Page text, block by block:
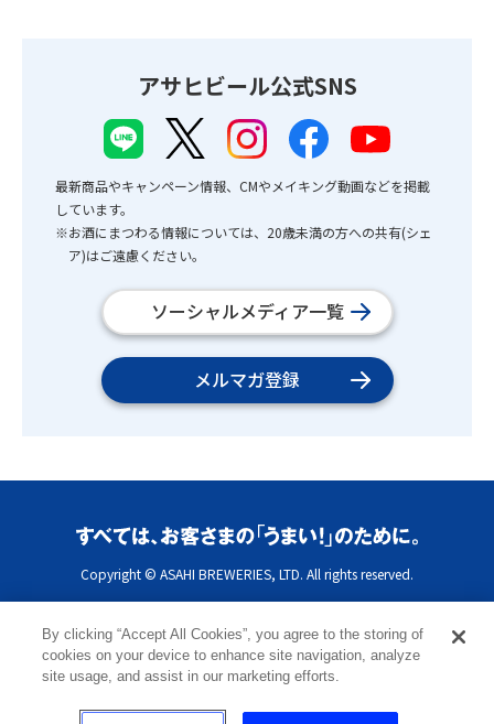
アサヒビール公式SNS
最新商品やキャンペーン情報、CMやメイキング動画などを掲載
しています。
※お酒にまつわる情報については、20歳未満の方への共有(シェ
ア)はご遠慮ください。
ソーシャルメディア一覧
メルマガ登録
Copyright © ASAHI BREWERIES, LTD. All rights reserved.
By clicking “Accept All Cookies”, you agree to the storing of
cookies on your device to enhance site navigation, analyze
site usage, and assist in our marketing efforts.